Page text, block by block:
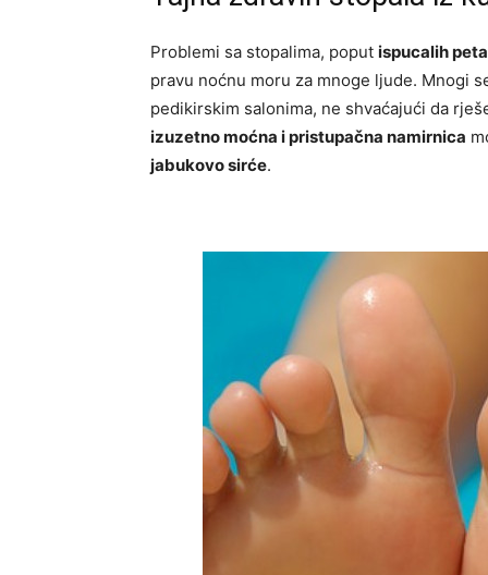
Problemi sa stopalima, poput ispucalih peta
pravu noćnu moru za mnoge ljude. Mnogi
pedikirskim salonima, ne shvaćajući da
izuzetno moćna i pristupačna namirnica
jabukovo sirće.